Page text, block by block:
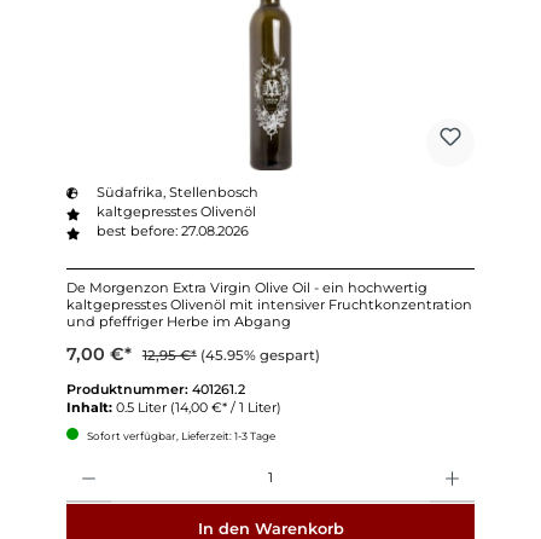
Südafrika, Stellenbosch
kaltgepresstes Olivenöl
best before: 27.08.2026
De Morgenzon Extra Virgin Olive Oil - ein hochwertig
kaltgepresstes Olivenöl mit intensiver Fruchtkonzentration
und pfeffriger Herbe im Abgang
7,00 €* 12,95 €* (45.95% gespart)
Produktnummer: 401261.2
Inhalt: 0.5 Liter (14,00 €* / 1 Liter)
Sofort verfügbar, Lieferzeit: 1-3 Tage
In den Warenkorb